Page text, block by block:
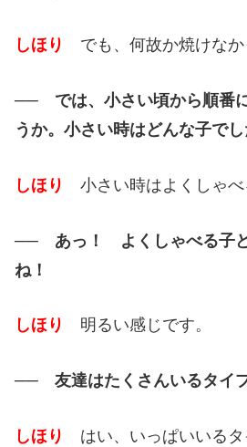
しほり でも、何故か焼けなか
── では、小さい頃から順番
うか。小さい時はどんな子でし
しほり 小さい時はよくしゃべ
── あっ！ よくしゃべる子
ね！
しほり 明るい感じです。
── 友達はたくさんいるタイ
しほり はい、いっぱいいるタ